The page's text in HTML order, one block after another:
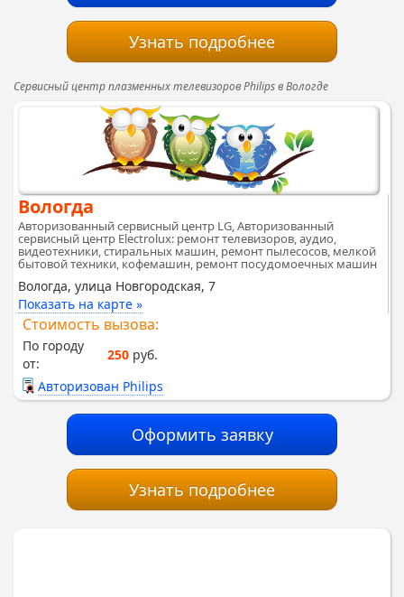
Узнать подробнее
Сервисный центр плазменных телевизоров Philips в Вологде
Вологда
Авторизованный сервисный центр LG, Авторизованный
сервисный центр Electrolux: ремонт телевизоров, аудио,
видеотехники, стиральных машин, ремонт пылесосов, мелкой
бытовой техники, кофемашин, ремонт посудомоечных машин
Вологда, улица Новгородская, 7
Показать на карте »
Стоимость вызова:
По городу
от:
250 руб.
Авторизован Philips
Оформить заявку
Узнать подробнее